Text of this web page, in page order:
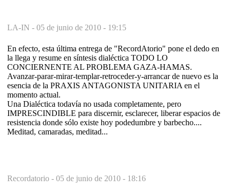
LA-IN - 05 de junio de 2010 - 19:15
En efecto, esta última entrega de "RecordAtorio" pone el dedo en
la llega y resume en síntesis dialéctica TODO LO
CONCIERNENTE AL PROBLEMA GAZA-HAMAS.
Avanzar-parar-mirar-templar-retroceder-y-arrancar de nuevo es la
esencia de la PRAXIS ANTAGONISTA UNITARIA en el
momento actual.
Una Dialéctica todavía no usada completamente, pero
IMPRESCINDIBLE para discernir, esclarecer, liberar espacios de
resistencia donde sólo existe hoy podedumbre y barbecho....
Meditad, camaradas, meditad...
Recordatorio - 05 de junio de 2010 - 18:16